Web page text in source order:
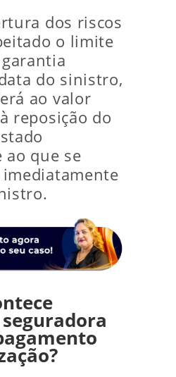
dos riscos
o limite
do sinistro,
ao valor
reposição do
ao que se